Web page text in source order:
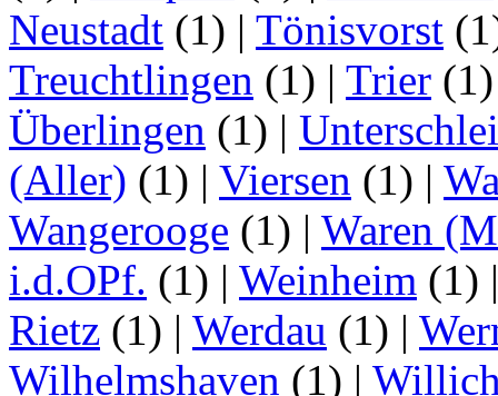
Neustadt (1) | Tönisvorst
Treuchtlingen (1) | Trier
Überlingen (1) |
(Aller) (1) | Viersen (1) |
Wangerooge (1) | Waren
i.d.OPf. (1) | Weinheim (1)
Rietz (1) | Werdau (1) |
Wilhelmshaven (1) |